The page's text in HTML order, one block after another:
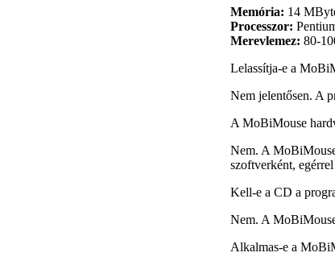
Memória: 14
Processzor:
Merevlemez: 80-
Lelassítja-e a
Nem jelentősen. A
A MoBiMouse
Nem. A
szoftverként,
Kell-e a CD a
Nem. A
Alkalmas-e a